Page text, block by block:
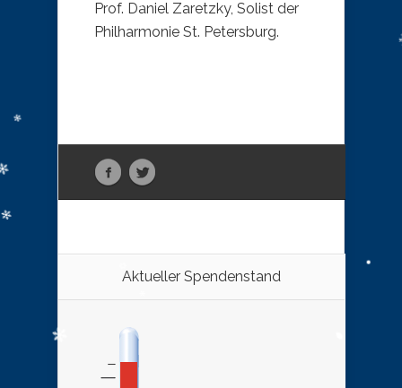
Prof. Daniel Zaretzky, Solist der
Philharmonie St. Petersburg.
Aktueller Spendenstand